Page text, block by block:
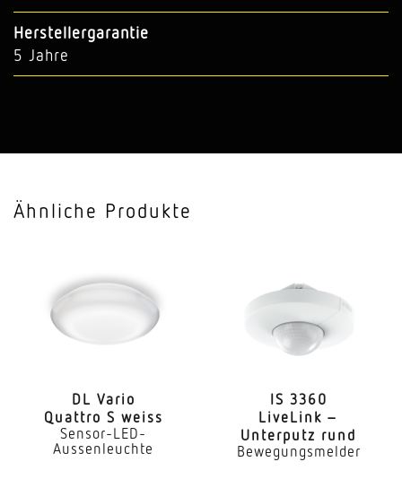
Herstellergarantie
5 Jahre
Ähnliche Produkte
DL Vario
Quattro S weiss
Sensor-LED-
Aussenleuchte
IS 3360
LiveLink –
Unterputz rund
Bewegungsmelder